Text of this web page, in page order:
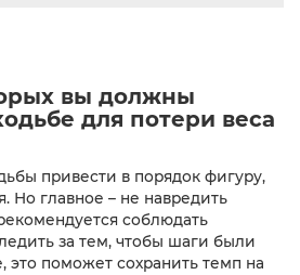
вы должны
для потери веса
привести в порядок фигуру,
Но главное – не навредить
соблюдать
за тем, чтобы шаги были
это поможет сохранить темп на